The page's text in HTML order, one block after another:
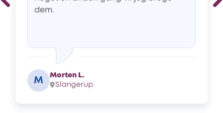
dem.
M
Morten L.
Slangerup